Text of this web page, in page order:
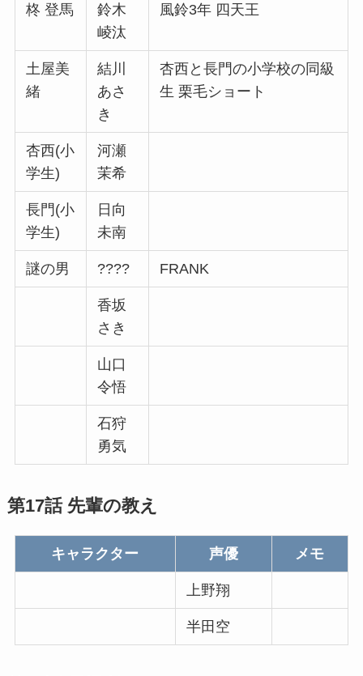
柊 登馬
鈴木
崚汰
風鈴3年 四天王
土屋美
緒
結川
あさ
き
杏西と長門の小学校の同級
生 栗毛ショート
杏西(小
学生)
河瀬
茉希
長門(小
学生)
日向
未南
謎の男 ???? FRANK
香坂
さき
山口
令悟
石狩
勇気
第17話 先輩の教え
キャラクター 声優 メモ
上野翔
半田空